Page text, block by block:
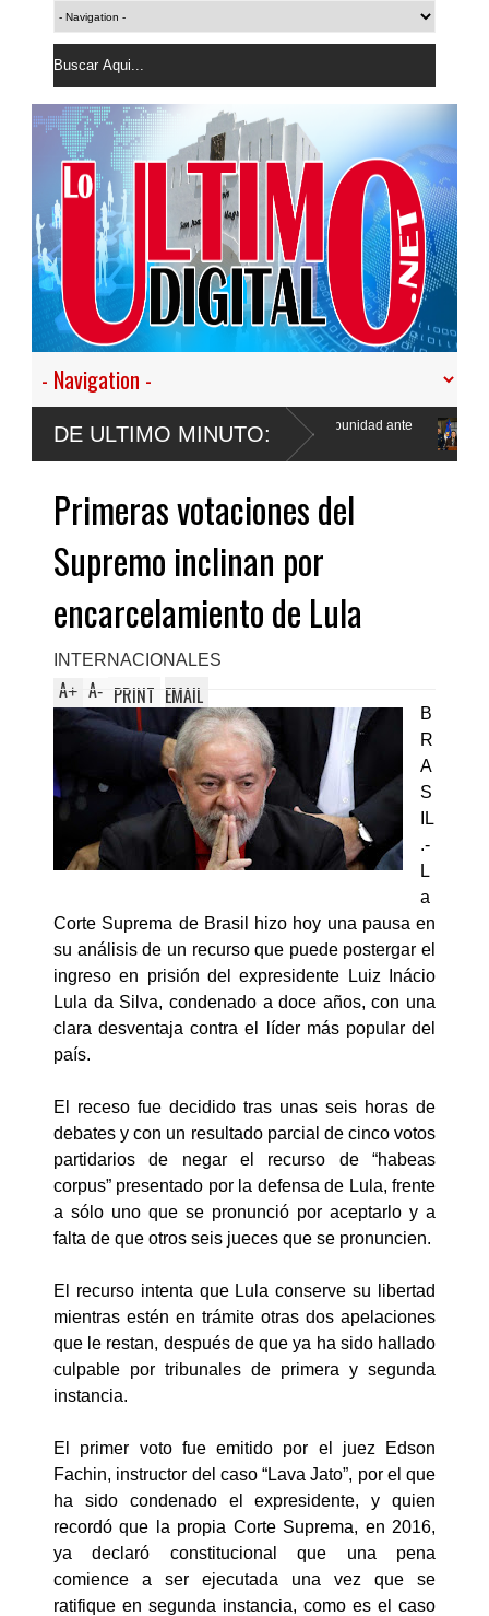
DE ULTIMO MINUTO:
la Policía”, y promete cero impunidad ante
Gobierno
Primeras votaciones del
Supremo inclinan por
encarcelamiento de Lula
INTERNACIONALES
A+ A- PRINT EMAIL
B
R
A
S
IL
.-
L
a
Corte Suprema de Brasil hizo hoy una pausa en
su análisis de un recurso que puede postergar el
ingreso en prisión del expresidente Luiz Inácio
Lula da Silva, condenado a doce años, con una
clara desventaja contra el líder más popular del
país.
El receso fue decidido tras unas seis horas de
debates y con un resultado parcial de cinco votos
partidarios de negar el recurso de “habeas
corpus” presentado por la defensa de Lula, frente
a sólo uno que se pronunció por aceptarlo y a
falta de que otros seis jueces que se pronuncien.
El recurso intenta que Lula conserve su libertad
mientras estén en trámite otras dos apelaciones
que le restan, después de que ya ha sido hallado
culpable por tribunales de primera y segunda
instancia.
El primer voto fue emitido por el juez Edson
Fachin, instructor del caso “Lava Jato”, por el que
ha sido condenado el expresidente, y quien
recordó que la propia Corte Suprema, en 2016,
ya declaró constitucional que una pena
comience a ser ejecutada una vez que se
ratifique en segunda instancia, como es el caso